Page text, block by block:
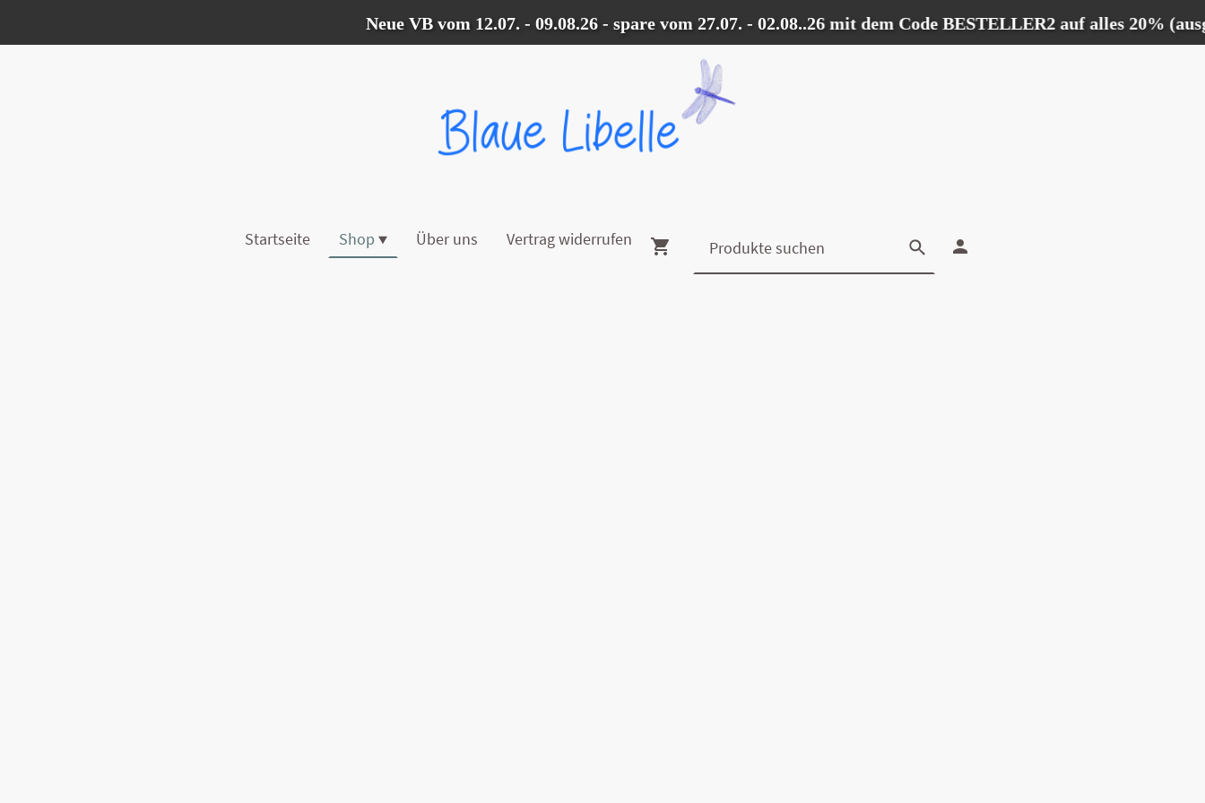
Neue VB vom 12.07. - 09.08.26 - spare vom 27.07. - 02.08..26 mit dem Code BESTELLER2 auf alles 20%
Startseite Shop Über uns Vertrag widerrufen